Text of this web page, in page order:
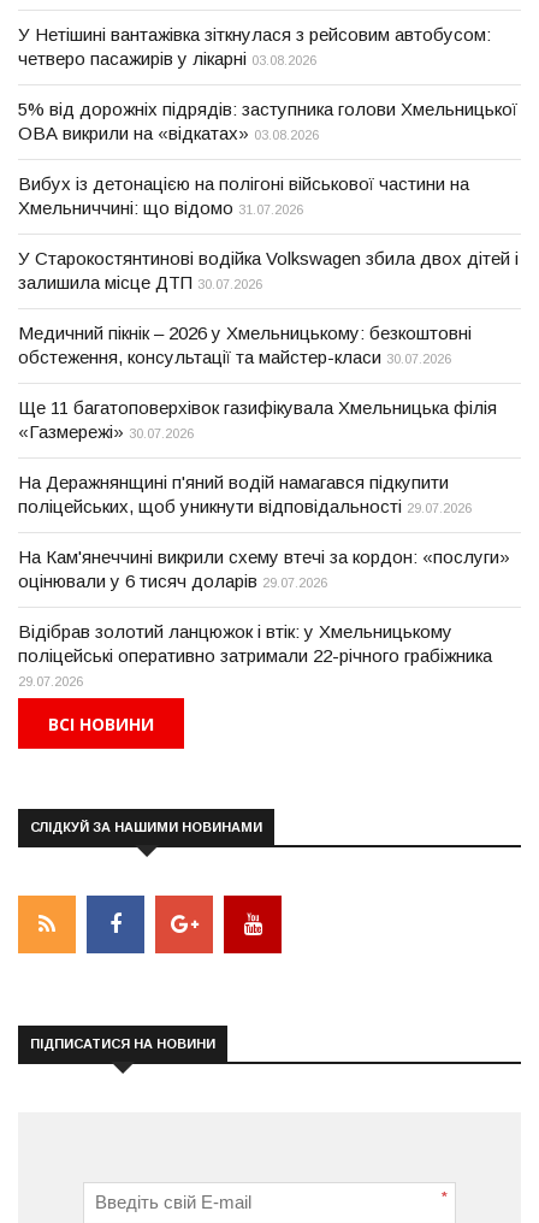
У Нетішині вантажівка зіткнулася з рейсовим автобусом:
четверо пасажирів у лікарні 03.08.2026
5% від дорожніх підрядів: заступника голови Хмельницької
ОВА викрили на «відкатах» 03.08.2026
Вибух із детонацією на полігоні військової частини на
Хмельниччині: що відомо 31.07.2026
У Старокостянтинові водійка Volkswagen збила двох дітей і
залишила місце ДТП 30.07.2026
Медичний пікнік – 2026 у Хмельницькому: безкоштовні
обстеження, консультації та майстер-класи 30.07.2026
Ще 11 багатоповерхівок газифікувала Хмельницька філія
«Газмережі» 30.07.2026
На Деражнянщині п'яний водій намагався підкупити
поліцейських, щоб уникнути відповідальності 29.07.2026
На Кам'янеччині викрили схему втечі за кордон: «послуги»
оцінювали у 6 тисяч доларів 29.07.2026
Відібрав золотий ланцюжок і втік: у Хмельницькому
поліцейські оперативно затримали 22-річного грабіжника
29.07.2026
ВСІ НОВИНИ
СЛІДКУЙ ЗА НАШИМИ НОВИНАМИ
ПІДПИСАТИСЯ НА НОВИНИ
*